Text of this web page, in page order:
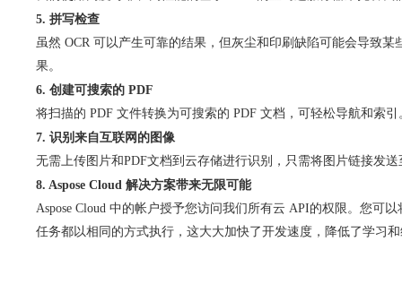
5. 拼写检查
虽然 OCR 可以产生可靠的结果，但灰尘和印刷缺陷可能会导致
果。
6. 创建可搜索的 PDF
将扫描的 PDF 文件转换为可搜索的 PDF 文档，可轻松导航和索
7. 识别来自互联网的图像
无需上传图片和PDF文档到云存储进行识别，只需将图片链接发送
8. Aspose Cloud 解决方案带来无限可能
Aspose Cloud 中的帐户授予您访问我们所有云 API的权限。您可
任务都以相同的方式执行，这大大加快了开发速度，降低了学习